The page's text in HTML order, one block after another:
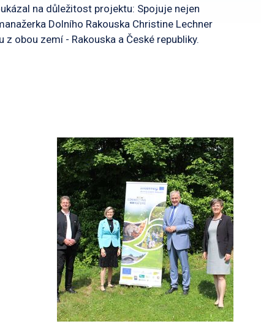
na důležitost projektu: Spojuje nejen
Dolního Rakouska Christine Lechner
obou zemí - Rakouska a České republiky.